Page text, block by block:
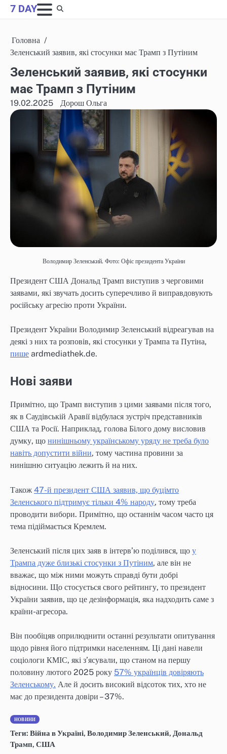
Skip
to
7 DAY
Головна
Зеленський заявив, які стосунки має Трамп з Путіним
Зеленський заявив, які стосунки
має Трамп з Путіним
19.02.2025 Дорош Ольга
Володимир Зеленський. Фото: Офіс президента України
Президент США Дональд Трамп виступив з черговими
заявами, які звучать досить суперечливо й виправдовують
російську агресію проти України.
Президент України Володимир Зеленський відреагував на
деякі з них та розповів, які стосунки у Трампа та Путіна,
пише ardmediathek.de.
Нові заяви
Примітно, що Трамп виступив з цими заявами після того,
як в Саудівській Аравії відбулася зустріч представників
США та Росії. Наприклад, голова Білого дому висловив
думку, що нинішньому українському уряду не треба було
навіть допустити війни, тому частина провини за
нинішню ситуацію лежить й на них.
Також 47-й президент США заявив, що буцімто
Зеленського підтримує тільки 4% народу, тому треба
проводити вибори. Примітно, що останнім часом часто ця
тема підіймається Кремлем.
Зеленський після цих заяв в інтерв’ю поділився, що у
Трампа дуже близькі стосунки з Путіним, але він не
вважає, що між ними можуть справді бути добрі
відносини. Що стосується свого рейтингу, то президент
України заявив, що це дезінформація, яка надходить саме з
країни-агресора.
Він пообіцяв оприлюднити останні результати опитування
щодо рівня його підтримки населенням. Ці дані навели
соціологи КМІС, які з’ясували, що станом на першу
половину лютого 2025 року 57% українців довіряють
Зеленському. Але й досить високий відсоток тих, хто не
має до президента довіри – 37%.
НОВИНИ
Теги: Війна в Україні, Володимир Зеленський, Дональд
Трамп, США